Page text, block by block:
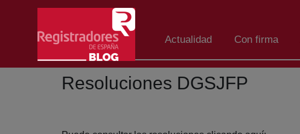
Salta al contingut principal
Actualidad Con firma
Resoluciones DGSJFP